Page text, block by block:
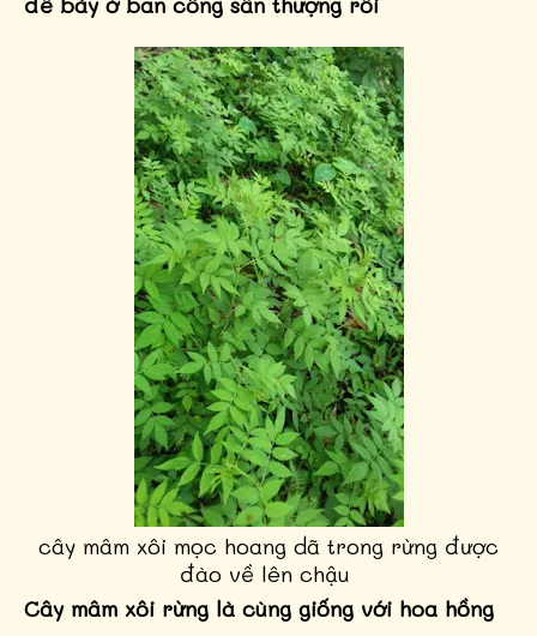
cây mâm xôi mọc hoang dã trong rừng được
đào về lên chậu
Cây mâm xôi rừng là cùng giống với hoa hồng